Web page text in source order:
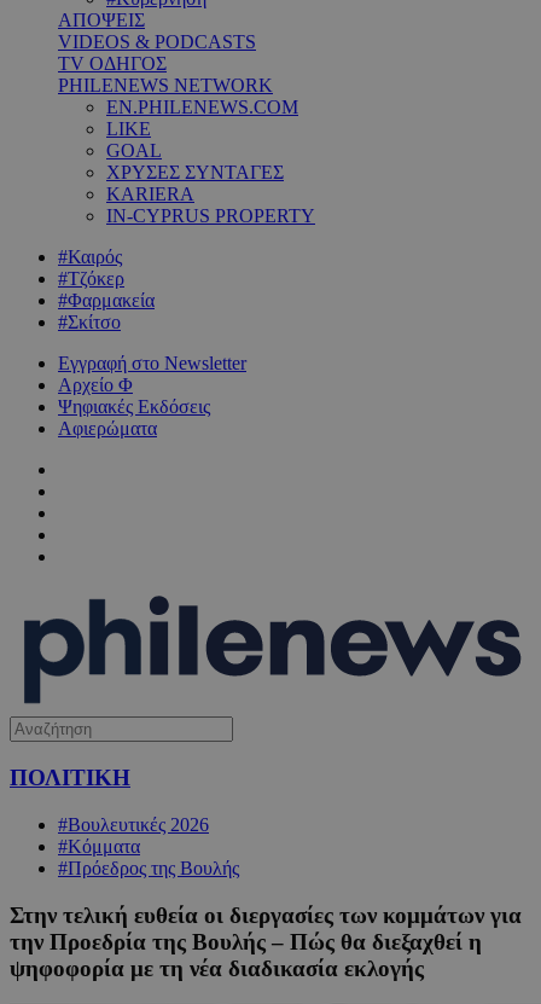
ΑΠΟΨΕΙΣ
VIDEOS & PODCASTS
TV ΟΔΗΓΟΣ
PHILENEWS NETWORK
EN.PHILENEWS.COM
LIKE
GOAL
ΧΡΥΣΕΣ ΣΥΝΤΑΓΕΣ
KARIERA
IN-CYPRUS PROPERTY
#Καιρός
#Τζόκερ
#Φαρμακεία
#Σκίτσο
Εγγραφή στο Newsletter
Αρχείο Φ
Ψηφιακές Εκδόσεις
Αφιερώματα
ΠΟΛΙΤΙΚΗ
#Βουλευτικές 2026
#Κόμματα
#Πρόεδρος της Βουλής
Στην τελική ευθεία οι διεργασίες των κομμάτων για
την Προεδρία της Βουλής – Πώς θα διεξαχθεί η
ψηφοφορία με τη νέα διαδικασία εκλογής